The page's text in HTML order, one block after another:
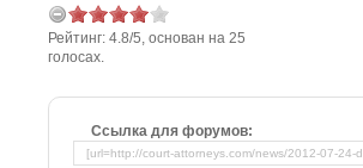
Рейтинг: 4.8/5, основан на 25
голосах.
Ссылка для форумов: